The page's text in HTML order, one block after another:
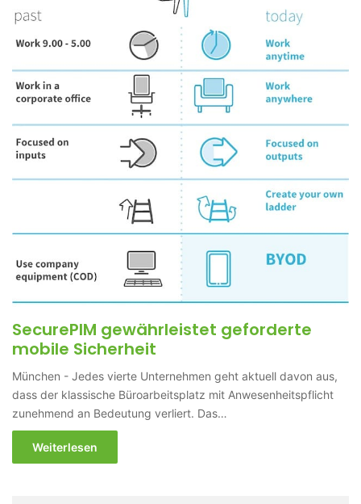
SecurePIM gewährleistet geforderte
mobile Sicherheit
München - Jedes vierte Unternehmen geht aktuell davon aus,
dass der klassische Büroarbeitsplatz mit Anwesenheitspflicht
zunehmend an Bedeutung verliert. Das…
Weiterlesen